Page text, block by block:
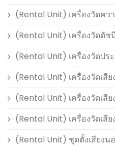
(Rental Unit) เครื่องวัดคว
(Rental Unit) เครื่องวัดดั
(Rental Unit) เครื่องวัดปร
(Rental Unit) เครื่องวัดเสีย
(Rental Unit) เครื่องวัดเสีย
(Rental Unit) เครื่องวัดเสีย
(Rental Unit) ชุดตั้งเสียงน